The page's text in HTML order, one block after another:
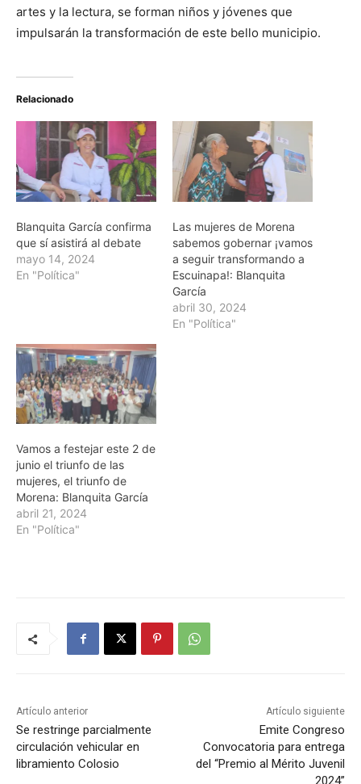
artes y la lectura, se forman niños y jóvenes que
impulsarán la transformación de este bello municipio.
Relacionado
Blanquita García confirma
que sí asistirá al debate
mayo 14, 2024
En "Política"
Las mujeres de Morena
sabemos gobernar ¡vamos
a seguir transformando a
Escuinapa!: Blanquita
García
abril 30, 2024
En "Política"
Vamos a festejar este 2 de
junio el triunfo de las
mujeres, el triunfo de
Morena: Blanquita García
abril 21, 2024
En "Política"
Artículo anterior
Se restringe parcialmente
circulación vehicular en
libramiento Colosio
Artículo siguiente
Emite Congreso
Convocatoria para entrega
del “Premio al Mérito Juvenil
2024”